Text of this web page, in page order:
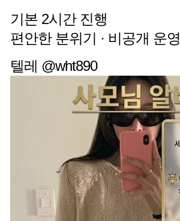
기본 2시간 진행
편안한 분위기 · 비공개 운영
텔레 @wht890